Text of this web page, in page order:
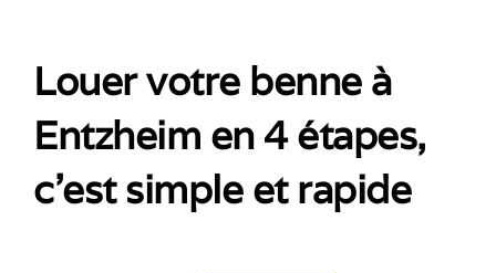
Louer votre benne à
Entzheim en 4 étapes,
c’est simple et rapide